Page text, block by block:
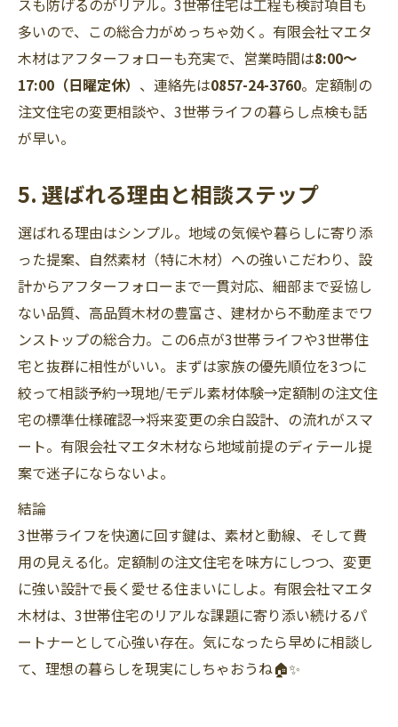
多いので、この総合力がめっちゃ効く。有限会社マエタ
木材はアフターフォローも充実で、営業時間は8:00〜
17:00（日曜定休） 、連絡先は0857-24-3760。定額制の
注文住宅の変更相談や、3世帯ライフの暮らし点検も話
が早い。
5. 選ばれる理由と相談ステップ
選ばれる理由はシンプル。地域の気候や暮らしに寄り添
った提案、自然素材（特に木材）への強いこだわり、設
計からアフターフォローまで一貫対応、細部まで妥協し
ない品質、高品質木材の豊富さ、建材から不動産までワ
ンストップの総合力。この6点が3世帯ライフや3世帯住
宅と抜群に相性がいい。まずは家族の優先順位を3つに
絞って相談予約→現地/モデル素材体験→定額制の注文住
宅の標準仕様確認→将来変更の余白設計、の流れがスマ
ート。有限会社マエタ木材なら地域前提のディテール提
案で迷子にならないよ。
結論
3世帯ライフを快適に回す鍵は、素材と動線、そして費
用の見える化。定額制の注文住宅を味方にしつつ、変更
に強い設計で長く愛せる住まいにしよ。有限会社マエタ
木材は、3世帯住宅のリアルな課題に寄り添い続けるパ
ートナーとして心強い存在。気になったら早めに相談し
て、理想の暮らしを現実にしちゃおうね🏠✨